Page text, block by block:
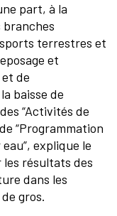
part, à la
branches
terrestres et
et
de
baisse de
“Activités de
“Programmation
explique le
les résultats des
dans les
gros.